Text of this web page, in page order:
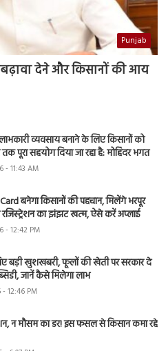
Punjab
देने और किसानों की आय
व्यवसाय बनाने के लिए किसानों को
पूरा सहयोग दिया जा रहा है: मोहिंदर भगत
- 11:43 AM
बनेगा किसानों की पहचान, मिलेंगे भरपूर
रजिस्ट्रेशन का झंझट खत्म, ऐसे करें अप्लाई
- 12:42 PM
बड़ी खुशखबरी, फूलों की खेती पर सरकार दे
जानें कैसे मिलेगा लाभ
12:46 PM
न मौसम का डर! इस फसल से किसान कमा रहे